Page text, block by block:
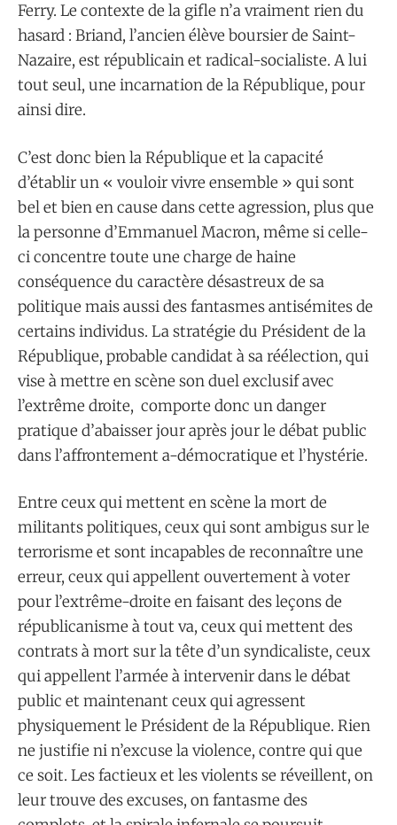
Ferry. Le contexte de la gifle n’a vraiment rien du
hasard : Briand, l’ancien élève boursier de Saint-
Nazaire, est républicain et radical-socialiste. A lui
tout seul, une incarnation de la République, pour
ainsi dire.
C’est donc bien la République et la capacité
d’établir un « vouloir vivre ensemble » qui sont
bel et bien en cause dans cette agression, plus que
la personne d’Emmanuel Macron, même si celle-
ci concentre toute une charge de haine
conséquence du caractère désastreux de sa
politique mais aussi des fantasmes antisémites de
certains individus. La stratégie du Président de la
République, probable candidat à sa réélection, qui
vise à mettre en scène son duel exclusif avec
l’extrême droite, comporte donc un danger
pratique d’abaisser jour après jour le débat public
dans l’affrontement a-démocratique et l’hystérie.
Entre ceux qui mettent en scène la mort de
militants politiques, ceux qui sont ambigus sur le
terrorisme et sont incapables de reconnaître une
erreur, ceux qui appellent ouvertement à voter
pour l’extrême-droite en faisant des leçons de
républicanisme à tout va, ceux qui mettent des
contrats à mort sur la tête d’un syndicaliste, ceux
qui appellent l’armée à intervenir dans le débat
public et maintenant ceux qui agressent
physiquement le Président de la République. Rien
ne justifie ni n’excuse la violence, contre qui que
ce soit. Les factieux et les violents se réveillent, on
leur trouve des excuses, on fantasme des